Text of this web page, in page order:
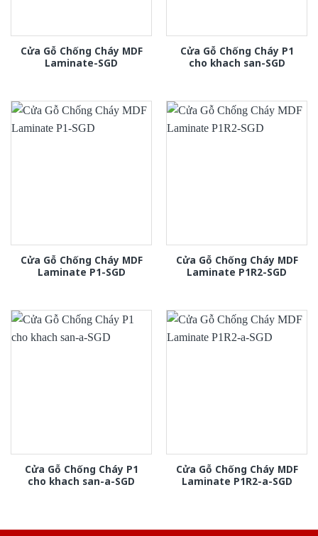
Cửa Gỗ Chống Cháy MDF
Laminate-SGD
Cửa Gỗ Chống Cháy P1
cho khach san-SGD
Cửa Gỗ Chống Cháy MDF
Laminate P1-SGD
Cửa Gỗ Chống Cháy MDF
Laminate P1R2-SGD
Cửa Gỗ Chống Cháy P1
cho khach san-a-SGD
Cửa Gỗ Chống Cháy MDF
Laminate P1R2-a-SGD